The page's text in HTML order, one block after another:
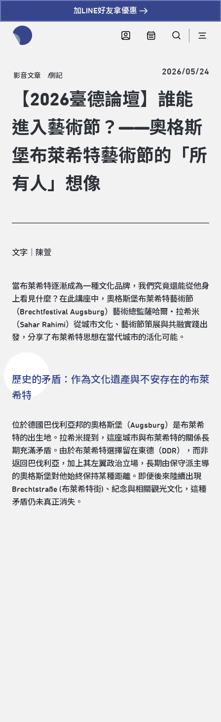
加LINE好友拿優惠
影音文章 側記 2026/05/24
【2026臺德論壇】誰能
進入藝術節？——奧格斯
堡布萊希特藝術節的「所
有人」想像
文字｜陳萱
當布萊希特逐漸成為一種文化品牌，我們究竟還能從他身
上看見什麼？在此講座中，奧格斯堡布萊希特藝術節
（Brechtfestival Augsburg）藝術總監薩哈爾・拉希米
（Sahar Rahimi）從城市文化、藝術節策展與共融實踐出
發，分享了布萊希特思想在當代城市的活化可能。
歷史的矛盾：作為文化遺產與不安存在的布萊
希特
位於德國巴伐利亞邦的奧格斯堡（Augsburg）是布萊希
特的出生地。拉希米提到，這座城市與布萊希特的關係長
期充滿矛盾。由於布萊希特選擇留在東德（DDR），而非
返回巴伐利亞，加上其左翼政治立場，長期由保守派主導
的奧格斯堡對他始終保持某種距離。即便後來陸續出現
Brechtstraße (布萊希特街)、紀念與相關觀光文化，這種
矛盾仍未真正消失。